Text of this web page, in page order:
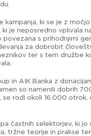
kampanja, ki se je z
je neposredno vplivala
s prihodnjimi
za dobrobit
ter s tem družbe
in AIK Banka z
so namenili dobrih
rodi okoli 16.000
častnih selektorjev, ki
tržne teorije in prakse